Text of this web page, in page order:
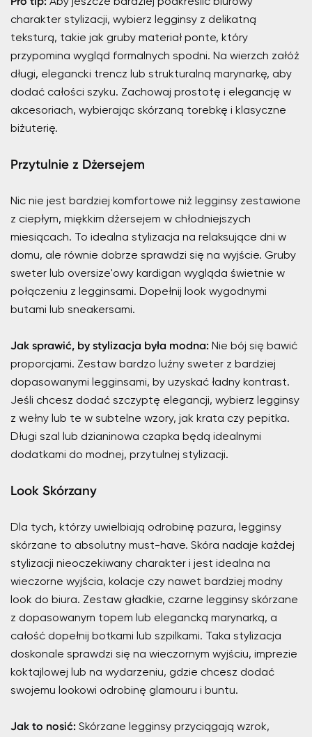
charakter stylizacji, wybierz legginsy z delikatną
teksturą, takie jak gruby materiał ponte, który
przypomina wygląd formalnych spodni. Na wierzch załóż
długi, elegancki trencz lub strukturalną marynarkę, aby
dodać całości szyku. Zachowaj prostotę i elegancję w
akcesoriach, wybierając skórzaną torebkę i klasyczne
biżuterię.
Przytulnie z Dżersejem
Nic nie jest bardziej komfortowe niż legginsy zestawione
z ciepłym, miękkim dżersejem w chłodniejszych
miesiącach. To idealna stylizacja na relaksujące dni w
domu, ale równie dobrze sprawdzi się na wyjście. Gruby
sweter lub oversize'owy kardigan wygląda świetnie w
połączeniu z legginsami. Dopełnij look wygodnymi
butami lub sneakersami.
Jak sprawić, by stylizacja była modna: Nie bój się bawić
proporcjami. Zestaw bardzo luźny sweter z bardziej
dopasowanymi legginsami, by uzyskać ładny kontrast.
Jeśli chcesz dodać szczyptę elegancji, wybierz legginsy
z wełny lub te w subtelne wzory, jak krata czy pepitka.
Długi szal lub dzianinowa czapka będą idealnymi
dodatkami do modnej, przytulnej stylizacji.
Look Skórzany
Dla tych, którzy uwielbiają odrobinę pazura, legginsy
skórzane to absolutny must-have. Skóra nadaje każdej
stylizacji nieoczekiwany charakter i jest idealna na
wieczorne wyjścia, kolacje czy nawet bardziej modny
look do biura. Zestaw gładkie, czarne legginsy skórzane
z dopasowanym topem lub elegancką marynarką, a
całość dopełnij botkami lub szpilkami. Taka stylizacja
doskonale sprawdzi się na wieczornym wyjściu, imprezie
koktajlowej lub na wydarzeniu, gdzie chcesz dodać
swojemu lookowi odrobinę glamouru i buntu.
Jak to nosić: Skórzane legginsy przyciągają wzrok,